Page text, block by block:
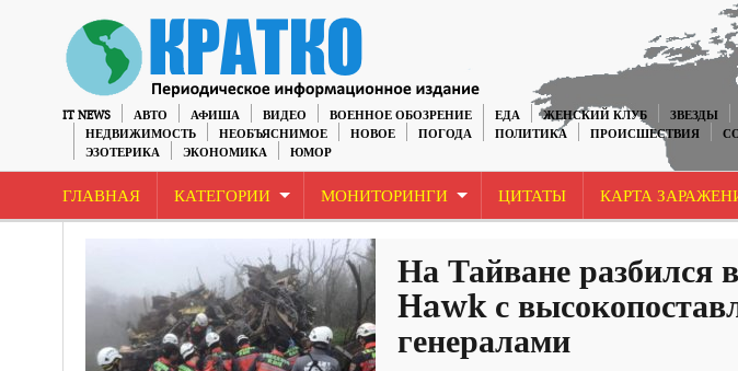
IT NEWS АВТО АФИША ВИДЕО ВОЕННОЕ ОБОЗРЕНИЕ ЕДА ЖЕНСКИЙ КЛУБ ЗВЕЗДЫ
НЕДВИЖИМОСТЬ
НЕОБЪЯСНИМОЕ НОВОЕ ПОГОДА ПОЛИТИКА ПРОИСШЕСТВИЯ
ЭЗОТЕРИКА
ЭКОНОМИКА ЮМОР
ГЛАВНАЯ КАТЕГОРИИ МОНИТОРИНГИ ЦИТАТЫ КАРТА
На Тайване разбился
Hawk с
генералами